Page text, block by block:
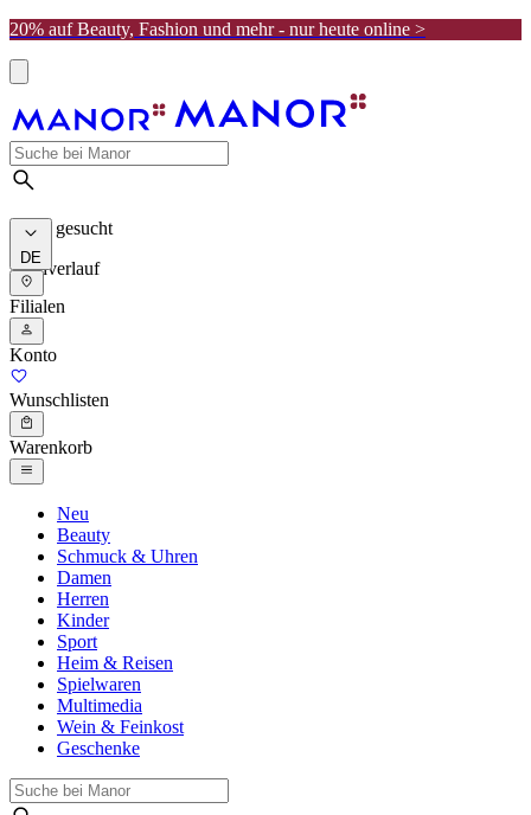
20% auf Beauty, Fashion und mehr - nur heute online >
Meist gesucht
Suchverlauf
DE
Filialen
Konto
Wunschlisten
Warenkorb
Neu
Beauty
Schmuck & Uhren
Damen
Herren
Kinder
Sport
Heim & Reisen
Spielwaren
Multimedia
Wein & Feinkost
Geschenke